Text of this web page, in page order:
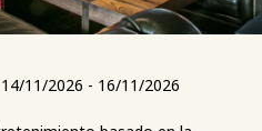
14/11/2026 - 16/11/2026